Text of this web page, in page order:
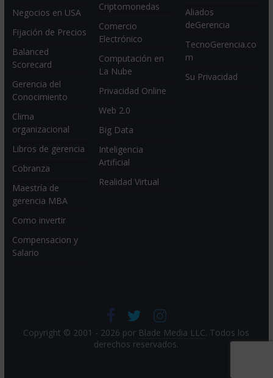
Negocios en USA
Fijación de Precios
Balanced
Scorecard
Gerencia del
Conocimiento
Clima
organizacional
Libros de gerencia
Cobranza
Maestría de
gerencia MBA
Como invertir
Compensacion y
Salario
Criptomonedas
Comercio
Electrónico
Computación en
La Nube
Privacidad Online
Web 2.0
Big Data
Inteligencia
Artificial
Realidad Virtual
Aliados
deGerencia
TecnoGerencia.co
m
Su Privacidad
Copyright © 2001 - 2026 por Blade Media LLC. Todos los
derechos reservados.